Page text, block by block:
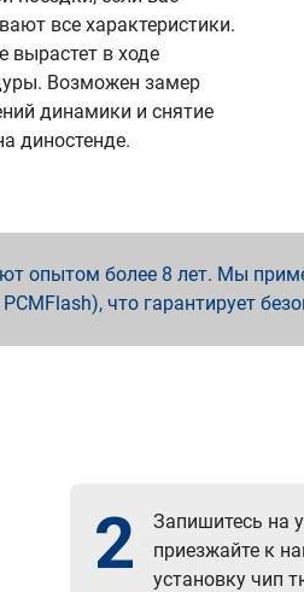
все характеристики.
вырастет в ходе
Возможен замер
динамики и снятие
диностенде.
опытом более 8 лет. Мы
что гарантирует
2
Запишитесь на
приезжайте к
установку чип